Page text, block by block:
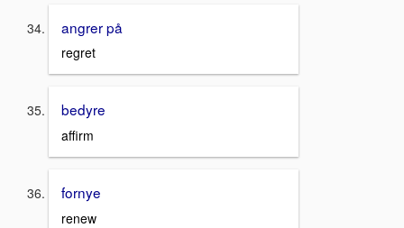
angrer på
regret
bedyre
affirm
fornye
renew